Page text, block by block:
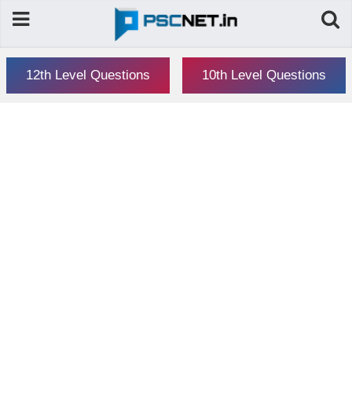
12th Level Questions 10th Level Questions